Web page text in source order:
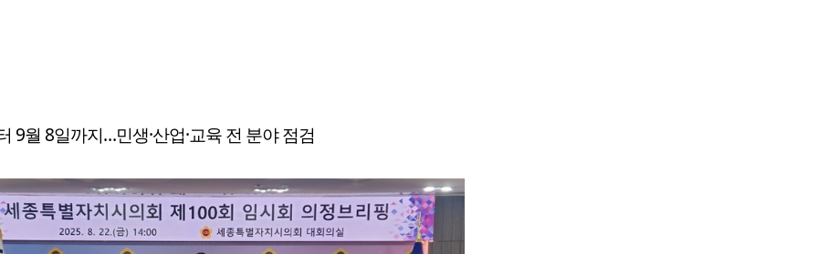
9월 8일까지…민생·산업·교육 전 분야 점검